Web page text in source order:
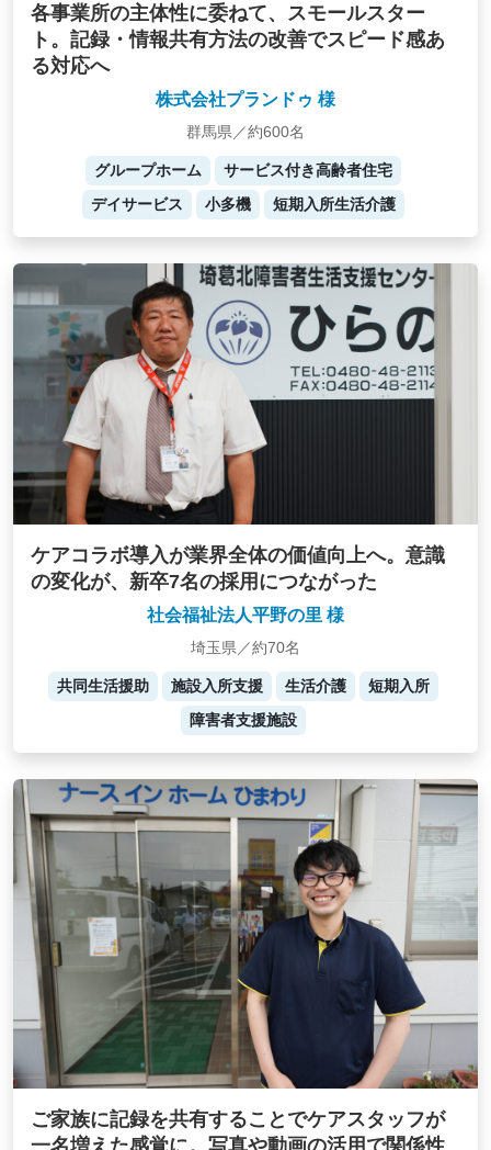
各事業所の主体性に委ねて、スモールスター
ト。記録・情報共有方法の改善でスピード感あ
る対応へ
株式会社プランドゥ 様
群馬県／約600名
グループホーム
サービス付き高齢者住宅
デイサービス
小多機 短期入所生活介護
ケアコラボ導入が業界全体の価値向上へ。意識
の変化が、新卒7名の採用につながった
社会福祉法人平野の里 様
埼玉県／約70名
共同生活援助 施設入所支援 生活介護
短期入所
障害者支援施設
ご家族に記録を共有することでケアスタッフが